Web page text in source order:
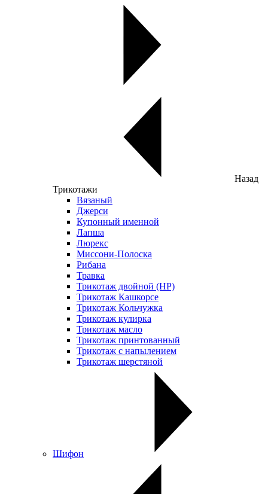
Назад
Трикотажи
Вязаный
Джерси
Купонный именной
Лапша
Люрекс
Миссони-Полоска
Рибана
Травка
Трикотаж двойной (НР)
Трикотаж Кашкорсе
Трикотаж Кольчужка
Трикотаж кулирка
Трикотаж масло
Трикотаж принтованный
Трикотаж с напылением
Трикотаж шерстяной
Шифон